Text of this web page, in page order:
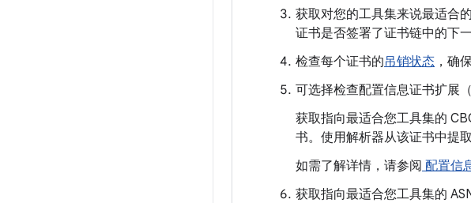
获取对您的工具集来说最适合
证书是否签署了证书链中的下一
检查每个证书的吊销状态 ，确
可选择检查配置信息证书扩展
获取指向最适合您工具集的
书。使用解析器从该证书中提
如需了解详情，请参阅 配置信
获取指向最适合您工具集的